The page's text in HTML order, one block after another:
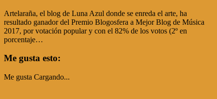
Artelaraña, el blog de Luna Azul donde se enreda el arte, ha
resultado ganador del Premio Blogosfera a Mejor Blog de Música
2017, por votación popular y con el 82% de los votos (2º en
porcentaje…
Me gusta esto:
Me gusta Cargando...